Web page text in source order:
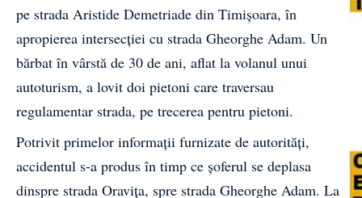
pe strada Aristide Demetriade din Timișoara, în
apropierea intersecției cu strada Gheorghe Adam. Un
bărbat în vârstă de 30 de ani, aflat la volanul unui
autoturism, a lovit doi pietoni care traversau
regulamentar strada, pe trecerea pentru pietoni.
Potrivit primelor informații furnizate de autorități,
accidentul s-a produs în timp ce șoferul se deplasa
dinspre strada Oravița, spre strada Gheorghe Adam. La